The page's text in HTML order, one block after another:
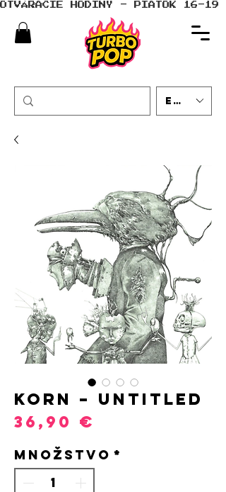
OTVÁRACIE HODINY - PIATOK 16-19
EUR (€)
Korn – Untitled
36,90 €
Množstvo *